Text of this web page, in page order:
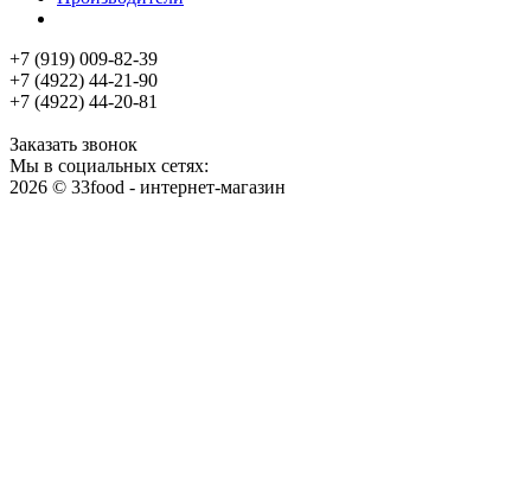
+7 (919) 009-82-39
+7 (4922) 44-21-90
+7 (4922) 44-20-81
Заказать звонок
Мы в социальных сетях:
2026 © 33food - интернет-магазин